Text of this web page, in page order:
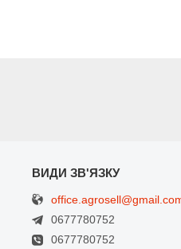
0677780752
0677780752